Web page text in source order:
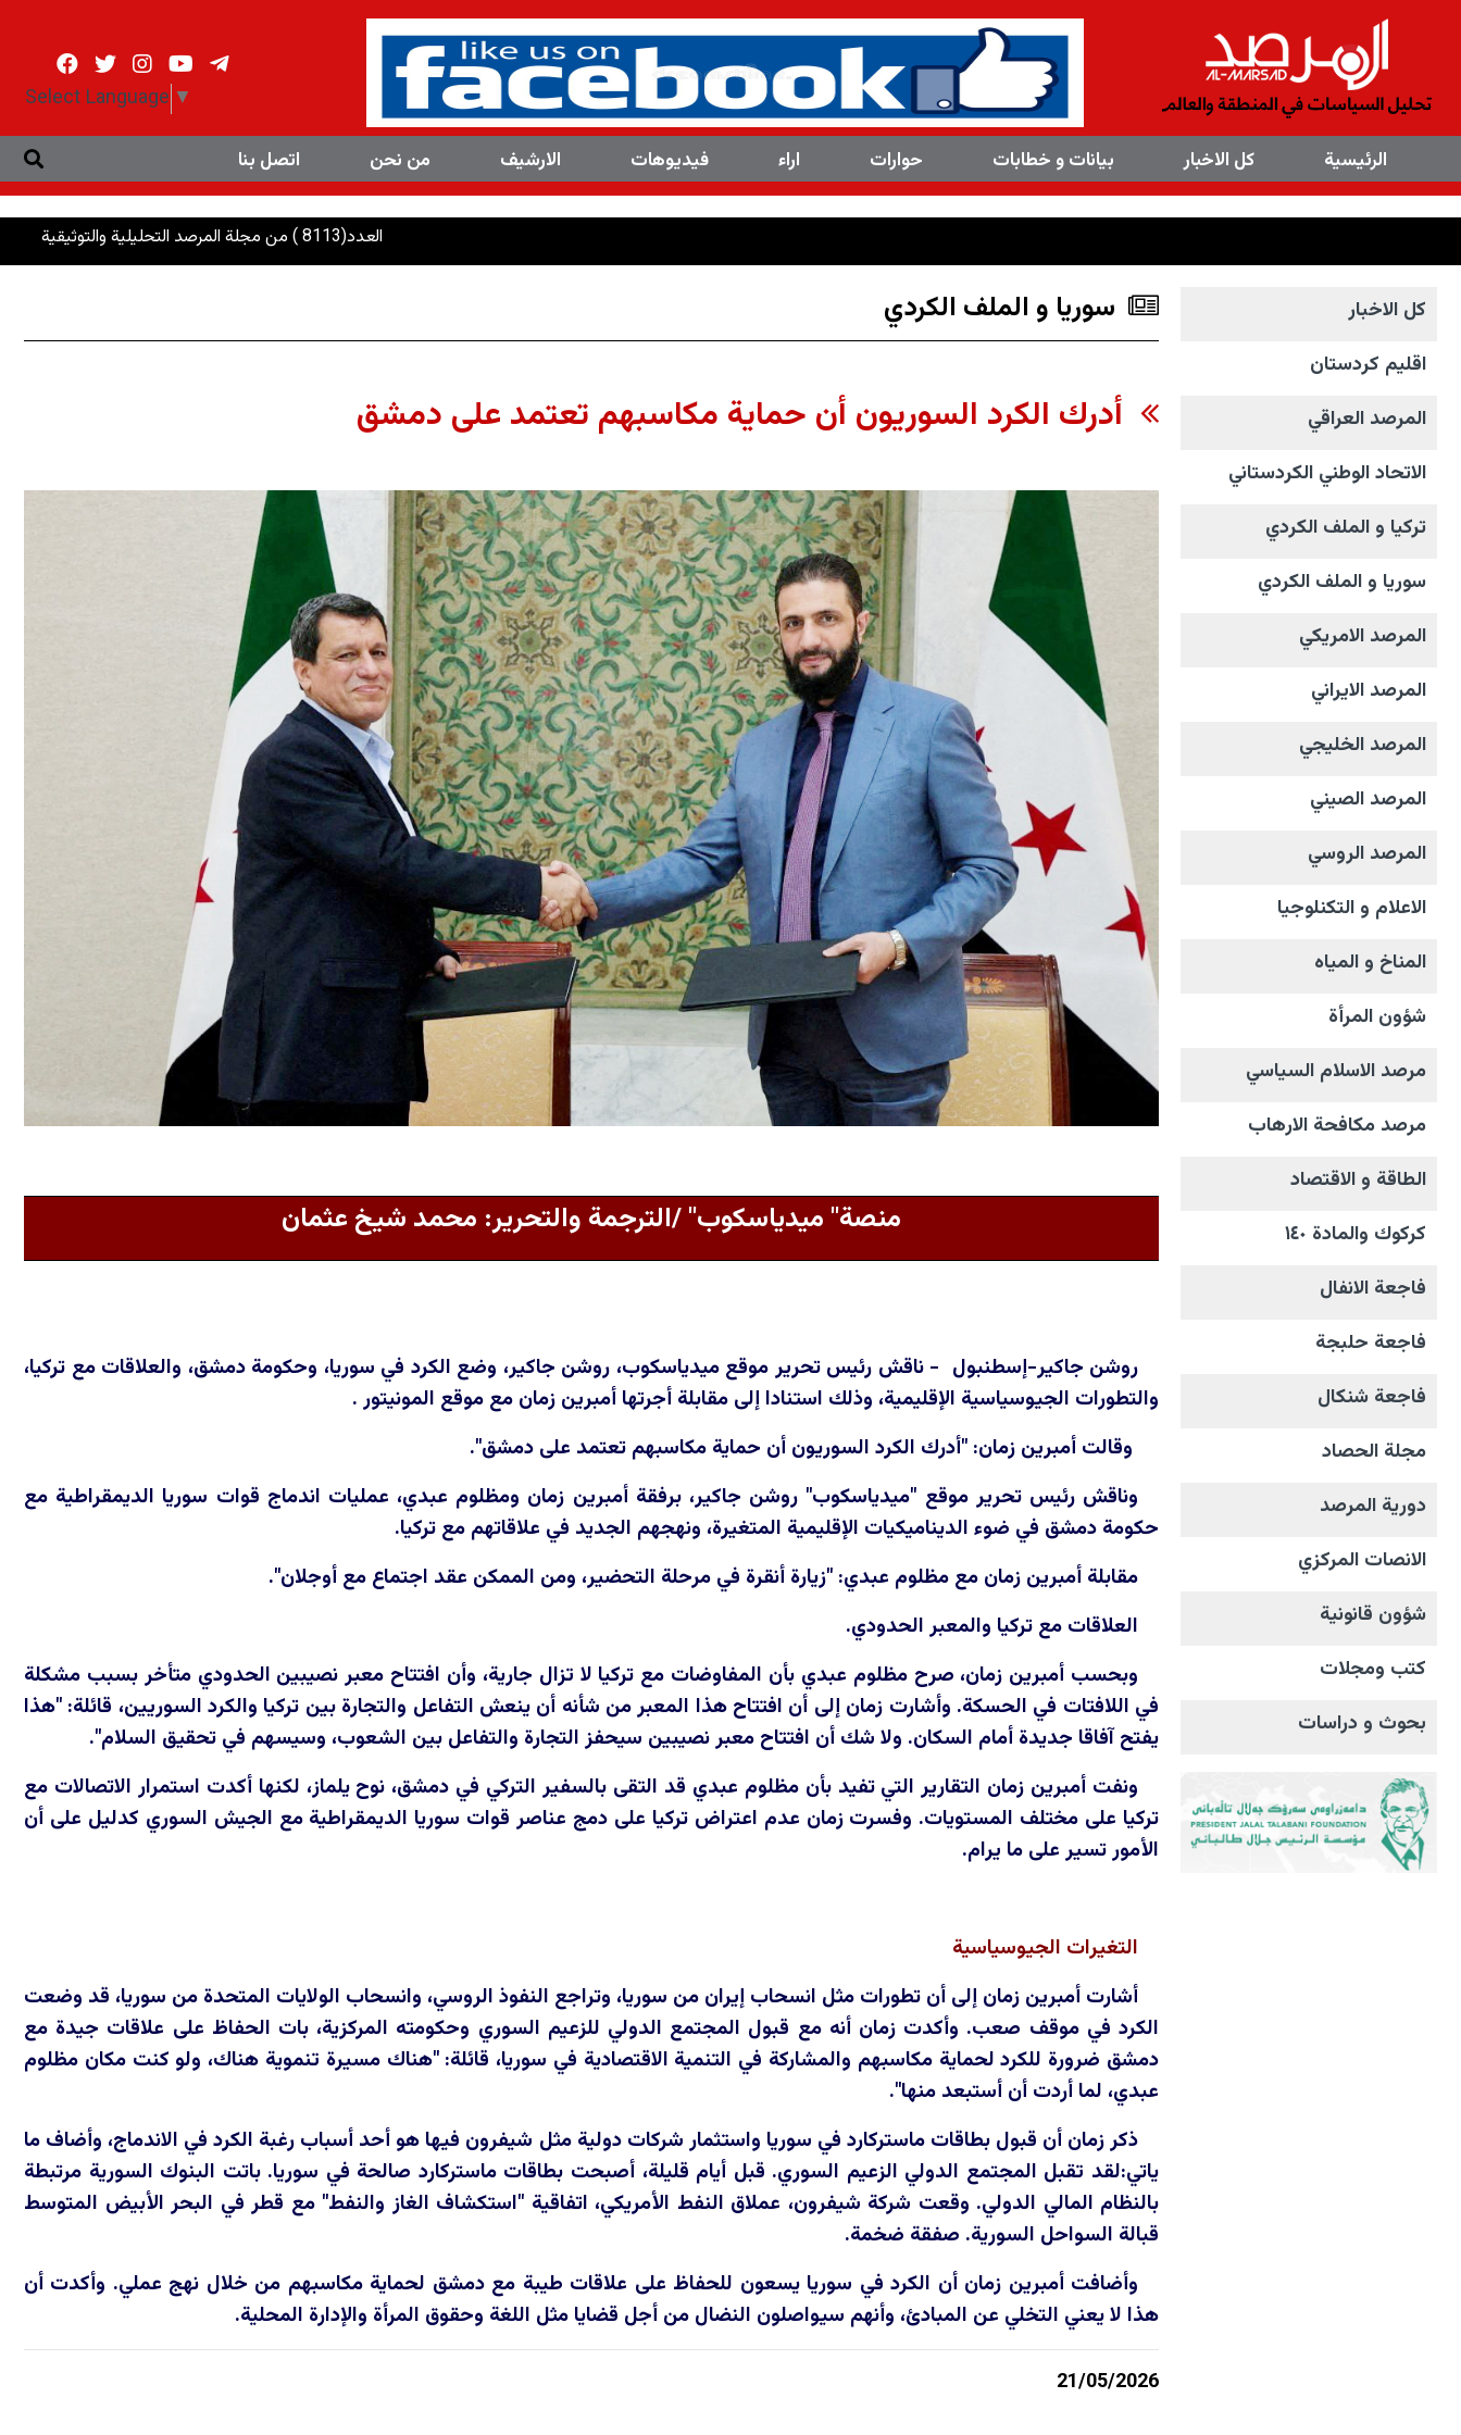
Select Language ▼
الرئیسیة کل الاخبار بیانات و خطابات حوارات اراء فیدیوهات الارشیف من نحن اتصل بنا
×
کل الاخبار
اقليم كردستان
المرصد العراقي
الاتحاد الوطني الکردستاني
تركيا و الملف الکردي
سوريا و الملف الکردي
المرصد الامریکي
المرصد الايراني
المرصد الخليجي
المرصد الصيني
المرصد الروسي
الاعلام و التکنلوجیا
المناخ و المیاه
شؤون المرأة
مرصد الاسلام السياسي
مرصد مكافحة الارهاب
الطاقة و الاقتصاد
كركوك والمادة ١٤٠
فاجعة الانفال
فاجعة حلبجة
فاجعة شنكال
مجلة الحصاد
دورية المرصد
الانصات المرکزي
شؤون قانونية
كتب ومجلات
بحوث و دراسات
سوريا و الملف الکردي
أدرك الكرد السوريون أن حماية مكاسبهم تعتمد على دمشق
منصة" ميدياسكوب" /الترجمة والتحرير: محمد شيخ عثمان
روشن جاكير-إسطنبول - ناقش رئيس تحرير موقع ميدياسكوب، روشن جاكير، وضع الكرد في سوريا، وحكومة دمشق، والعلاقات مع تركيا،
والتطورات الجيوسياسية الإقليمية، وذلك استنادا إلى مقابلة أجرتها أمبرين زمان مع موقع المونيتور .
وقالت أمبرين زمان: "أدرك الكرد السوريون أن حماية مكاسبهم تعتمد على دمشق".
وناقش رئيس تحرير موقع "ميدياسكوب" روشن جاكير، برفقة أمبرين زمان ومظلوم عبدي، عمليات اندماج قوات سوريا الديمقراطية مع
حكومة دمشق في ضوء الديناميكيات الإقليمية المتغيرة، ونهجهم الجديد في علاقاتهم مع تركيا.
مقابلة أمبرين زمان مع مظلوم عبدي: "زيارة أنقرة في مرحلة التحضير، ومن الممكن عقد اجتماع مع أوجلان".
العلاقات مع تركيا والمعبر الحدودي.
وبحسب أمبرين زمان، صرح مظلوم عبدي بأن المفاوضات مع تركيا لا تزال جارية، وأن افتتاح معبر نصيبين الحدودي متأخر بسبب مشكلة
في اللافتات في الحسكة. وأشارت زمان إلى أن افتتاح هذا المعبر من شأنه أن ينعش التفاعل والتجارة بين تركيا والكرد السوريين، قائلة: "هذا
يفتح آفاقا جديدة أمام السكان. ولا شك أن افتتاح معبر نصيبين سيحفز التجارة والتفاعل بين الشعوب، وسيسهم في تحقيق السلام".
ونفت أمبرين زمان التقارير التي تفيد بأن مظلوم عبدي قد التقى بالسفير التركي في دمشق، نوح يلماز، لكنها أكدت استمرار الاتصالات مع
تركيا على مختلف المستويات. وفسرت زمان عدم اعتراض تركيا على دمج عناصر قوات سوريا الديمقراطية مع الجيش السوري كدليل على أن
الأمور تسير على ما يرام.
التغيرات الجيوسياسية
أشارت أمبرين زمان إلى أن تطورات مثل انسحاب إيران من سوريا، وتراجع النفوذ الروسي، وانسحاب الولايات المتحدة من سوريا، قد وضعت
الكرد في موقف صعب. وأكدت زمان أنه مع قبول المجتمع الدولي للزعيم السوري وحكومته المركزية، بات الحفاظ على علاقات جيدة مع
دمشق ضرورة للكرد لحماية مكاسبهم والمشاركة في التنمية الاقتصادية في سوريا، قائلة: "هناك مسيرة تنموية هناك، ولو كنت مكان مظلوم
عبدي، لما أردت أن أستبعد منها".
ذكر زمان أن قبول بطاقات ماستركارد في سوريا واستثمار شركات دولية مثل شيفرون فيها هو أحد أسباب رغبة الكرد في الاندماج، وأضاف ما
ياتي:لقد تقبل المجتمع الدولي الزعيم السوري. قبل أيام قليلة، أصبحت بطاقات ماستركارد صالحة في سوريا. باتت البنوك السورية مرتبطة
بالنظام المالي الدولي. وقعت شركة شيفرون، عملاق النفط الأمريكي، اتفاقية "استكشاف الغاز والنفط" مع قطر في البحر الأبيض المتوسط
قبالة السواحل السورية. صفقة ضخمة.
وأضافت أمبرين زمان أن الكرد في سوريا يسعون للحفاظ على علاقات طيبة مع دمشق لحماية مكاسبهم من خلال نهج عملي. وأكدت أن
هذا لا يعني التخلي عن المبادئ، وأنهم سيواصلون النضال من أجل قضايا مثل اللغة وحقوق المرأة والإدارة المحلية.
21/05/2026